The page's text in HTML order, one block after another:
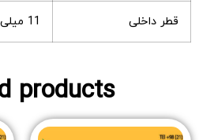
قطر داخلی 11 میلی متر
products